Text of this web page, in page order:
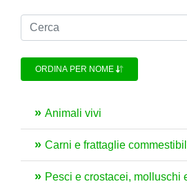
ORDINA PER NOME
Animali vivi
Carni e frattaglie
Pesci e crostacei, molluschi